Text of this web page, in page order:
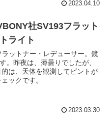
2023.04.10
社SV193フラット
ライト
ットナー・レデューサー。鏡
。昨夜は、薄曇りでしたが、
は、天体を観測してピントが
ックです。
2023.03.30